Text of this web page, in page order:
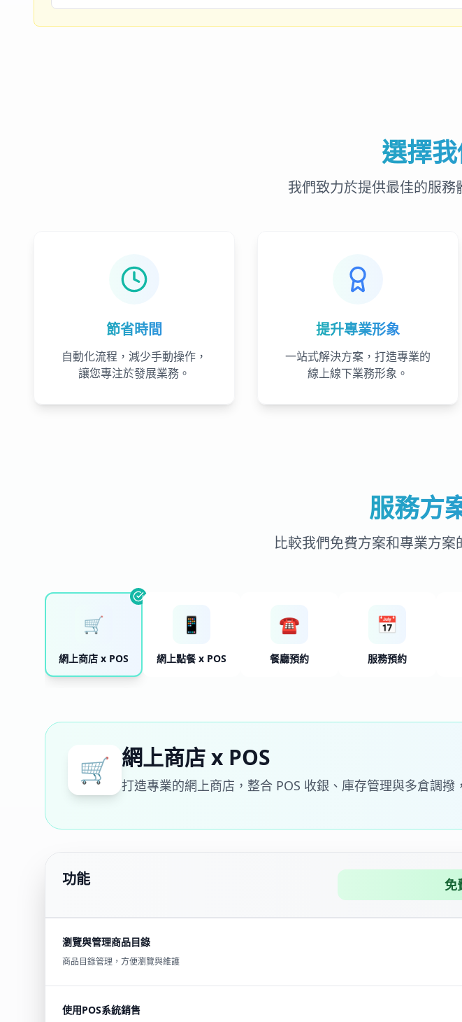
選擇
我們致力於提供最佳的服
節省時間
自動化流程，減少手動操作，
讓您專注於發展業務。
提升專業形象
一站式解決方案，打造專業的
線上線下業務形象。
服務方
比較我們免費方案和專業方
🛒
網上商店 x POS
📱
網上點餐 x POS
☎
餐廳預約
📅
服務預約
🛒 網上商店 x POS
打造專業的網上商店，整合 POS 收銀、庫存管理與多倉調撥
功能 免
瀏覽與管理商品目錄
商品目錄管理，方便瀏覽與維護
使用POS系統銷售